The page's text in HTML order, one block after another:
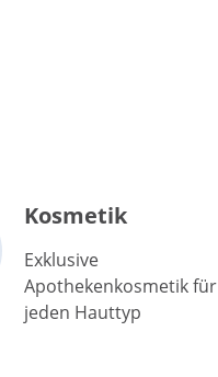
Kosmetik
Exklusive
Apothekenkosmetik für
jeden Hauttyp